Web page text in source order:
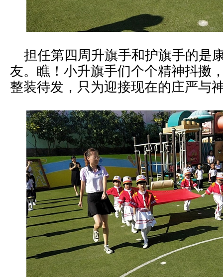
担任第四周升旗手和护旗手的是
友。瞧！小升旗手们个个精神抖擞
整装待发，只为迎接现在的庄严与